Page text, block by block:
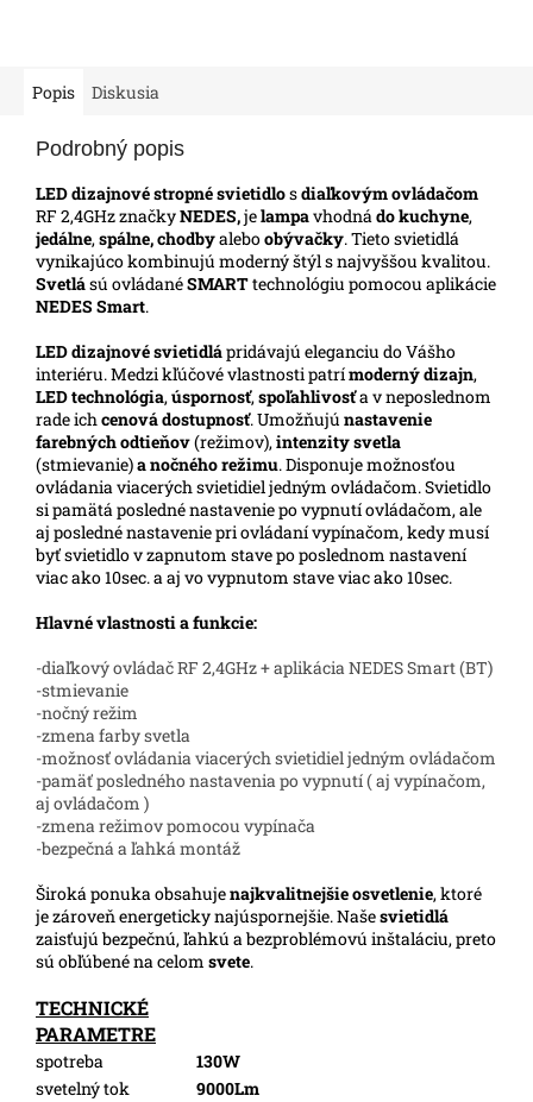
Popis Diskusia
Podrobný popis
LED dizajnové stropné svietidlosdiaľkovým ovládačom
RF 2,4GHz značkyNEDES,jelampavhodnádo kuchyne,
jedálne,spálne, chodbyaleboobývačky. Tieto svietidlá
vynikajúco kombinujú moderný štýl s najvyššou kvalitou.
Svetlású ovládanéSMARTtechnológiu pomocou aplikácie
NEDES Smart.
LEDdizajnové svietidlápridávajú eleganciu do Vášho
interiéru. Medzi kľúčové vlastnosti patrímoderný dizajn,
LED technológia,úspornosť,spoľahlivosťa v neposlednom
rade ichcenová dostupnosť. Umožňujú nastavenie
farebných odtieňov(režimov),intenzity svetla
(stmievanie)a nočného režimu. Disponuje možnosťou
ovládania viacerých svietidiel jedným ovládačom. Svietidlo
si pamätá posledné nastavenie po vypnutí ovládačom, ale
aj posledné nastavenie pri ovládaní vypínačom, kedy musí
byť svietidlo v zapnutom stave po poslednom nastavení
viac ako 10sec. a aj vo vypnutom stave viac ako 10sec.
Hlavné vlastnosti a funkcie:
-diaľkový ovládač RF 2,4GHz + aplikácia NEDES Smart (BT)
-stmievanie
-nočný režim
-zmena farby svetla
-možnosť ovládania viacerých svietidiel jedným ovládačom
-pamäť posledného nastavenia po vypnutí ( aj vypínačom,
aj ovládačom )
-zmena režimov pomocou vypínača
-bezpečná a ľahká montáž
Široká ponuka obsahujenajkvalitnejšie osvetlenie, ktoré
je zároveň energeticky najúspornejšie. Našesvietidlá
zaisťujú bezpečnú, ľahkú a bezproblémovú inštaláciu, preto
sú obľúbené na celom svete.
TECHNICKÉ
PARAMETRE
spotreba
130W
svetelný tok
9000Lm